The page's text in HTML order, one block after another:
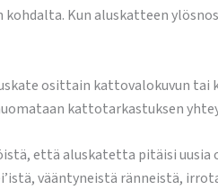
Kun aluskatteen
osittain kattovalokuvun
kattotarkastuksen
että aluskatetta pitäisi
vääntyneistä ränneistä,